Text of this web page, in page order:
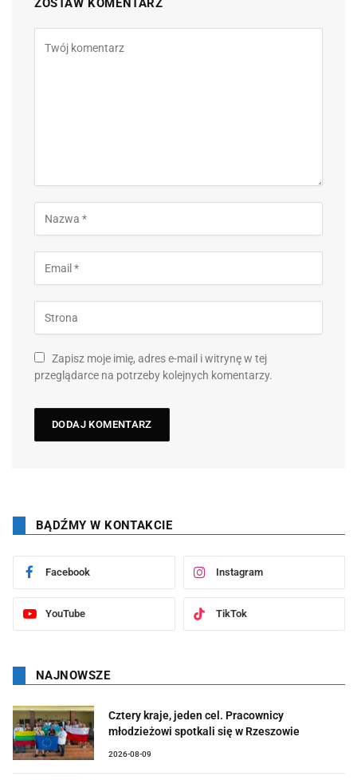
ZOSTAW KOMENTARZ
Zapisz moje imię, adres e-mail i witrynę w tej
przeglądarce na potrzeby kolejnych komentarzy.
BĄDŹMY W KONTAKCIE
Facebook Instagram
YouTube TikTok
NAJNOWSZE
Cztery kraje, jeden cel. Pracownicy
młodzieżowi spotkali się w Rzeszowie
2026-08-09